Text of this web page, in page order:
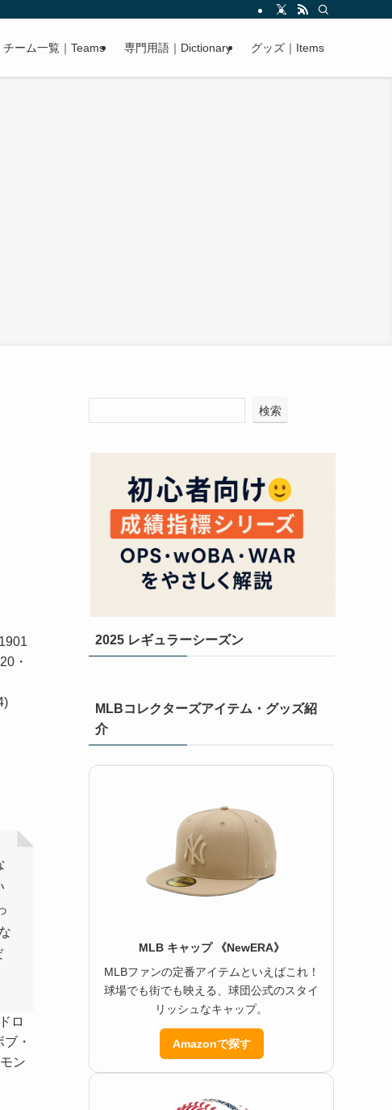
チーム一覧｜Teams 専門用語｜Dictionary グッズ｜Items
1901
・
ロ
・
ン
検索
2025 レギュラーシーズン
MLBコレクターズアイテム・グッズ紹
介
MLB キャップ 《NewERA》
MLBファンの定番アイテムといえばこれ！
球場でも街でも映える、球団公式のスタイ
リッシュなキャップ。
Amazonで探す